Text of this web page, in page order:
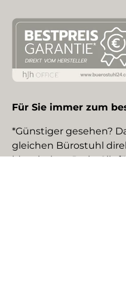
Für Sie immer zum
*Günstiger gesehen?
gleichen Bürostuhl
identischen Preis. Gilt